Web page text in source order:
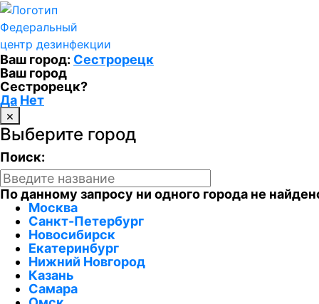
Федеральный
центр дезинфекции
Ваш город: Сестрорецк
Ваш город
Сестрорецк?
Да Нет
×
Выберите город
Поиск:
По данному запросу ни одного города не
Москва
Санкт-Петербург
Новосибирск
Екатеринбург
Нижний Новгород
Казань
Самара